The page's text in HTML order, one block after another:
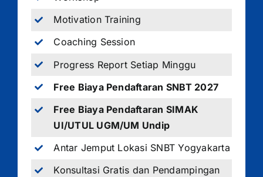
Motivation Training
Coaching Session
Progress Report Setiap Minggu
Free Biaya Pendaftaran SNBT 2027
Free Biaya Pendaftaran SIMAK
UI/UTUL UGM/UM Undip
Antar Jemput Lokasi SNBT Yogyakarta
Konsultasi Gratis dan Pendampingan